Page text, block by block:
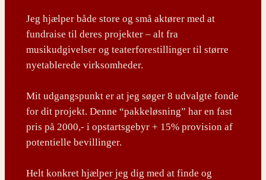
Jeg hjælper både store og små aktører med at
fundraise til deres projekter – alt fra
musikudgivelser og teaterforestillinger til større
nyetablerede virksomheder.
Mit udgangspunkt er at jeg søger 8 udvalgte fonde
for dit projekt. Denne “pakkeløsning” har en fast
pris på 2000,- i opstartsgebyr + 15% provision af
potentielle bevillinger.
Helt konkret hjælper jeg dig med at finde og